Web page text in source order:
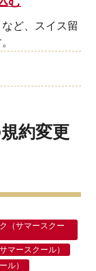
ど、スイス留
約変更
（サマースクー
マースクール）
ル）